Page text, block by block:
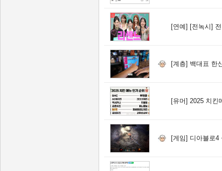
[연예] [전녹시] 전지적
[계층] 백대표 한
[유머] 2025 치킨
[게임] 디아블로4